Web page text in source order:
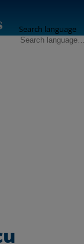
Search language